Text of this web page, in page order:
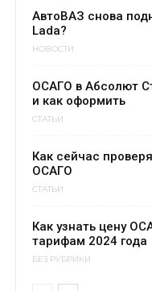
АвтоВАЗ снова
Lada?
НОВОСТИ
ОСАГО в Абсолют
и как оформить
СТАТЬИ
Как сейчас
ОСАГО
СТАТЬИ
Как узнать цену
тарифам 2024 года
БЕЗ РУБРИКИ